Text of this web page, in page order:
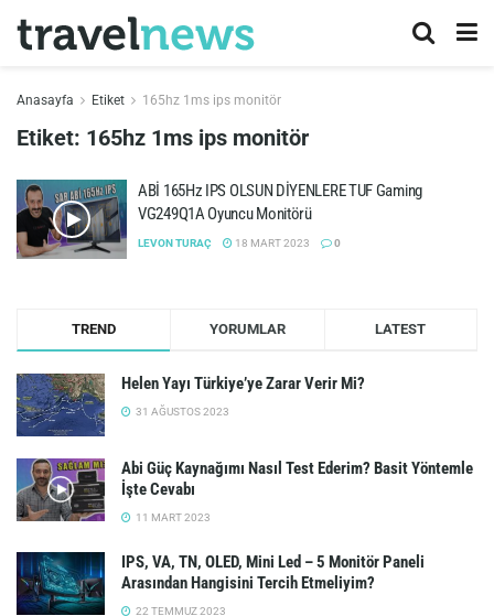
Anasayfa Etiket 165hz 1ms ips monitör
Etiket: 165hz 1ms ips monitör
ABİ 165Hz IPS OLSUN DİYENLERE TUF Gaming
VG249Q1A Oyuncu Monitörü
LEVON TURAÇ 18 MART 2023 0
TREND YORUMLAR LATEST
Helen Yayı Türkiye’ye Zarar Verir Mi?
31 AĞUSTOS 2023
Abi Güç Kaynağımı Nasıl Test Ederim? Basit Yöntemle
İşte Cevabı
11 MART 2023
IPS, VA, TN, OLED, Mini Led – 5 Monitör Paneli
Arasından Hangisini Tercih Etmeliyim?
22 TEMMUZ 2023